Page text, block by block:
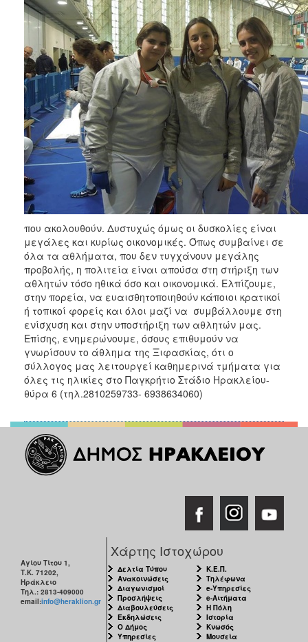
που ακολουθούν. Δυστυχώς όμως οι δυσκολίες είναι
μεγάλες και κυρίως οικονομικές. Όπως συμβαίνει σε
όλα τα αθλήματα, που δεν τυγχάνουν μεγάλης
προβολής, η πολιτεία είναι απούσα στη στήριξη των
αθλητών τόσο ηθικά όσο και οικονομικά. Ελπίζουμε,
στην πορεία, να ευαισθητοποιηθούν κάποιοι κρατικοί
ή τοπικοί φορείς και όλοι μαζί να συμβάλλουμε στη
ενίσχυση και στην υποστήριξη των αθλητών μας.
Επίσης, ενημερώνουμε, όσους επιθυμούν να
γνωρίσουν το άθλημα της Ξιφασκίας, ότι ο
σύλλογος μας λειτουργεί καθημερινά τμήματα για
όλες τις ηλικίες στο Παγκρήτιο Στάδιο Ηρακλείου-
θύρα 6 (τηλ.2810259733- 6938634060)
Αγίου Τίτου 1,
Τ.Κ. 71202,
Ηράκλειο
Τηλ.: 2813-409000
email:info@heraklion.gr
Χάρτης Ιστοχώρου
Δελτία Τύπου
Ανακοινώσεις
Διαγωνισμοί
Προσλήψεις
Διαβουλεύσεις
Εκδηλώσεις
Ο Δήμος
Υπηρεσίες
Κ.Ε.Π.
Τηλέφωνα
e-Υπηρεσίες
e-Αιτήματα
Η Πόλη
Ιστορία
Κνωσός
Μουσεία